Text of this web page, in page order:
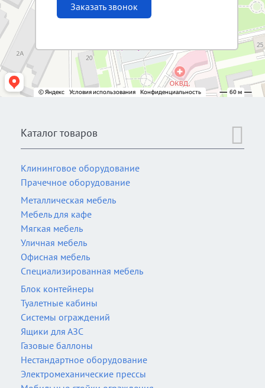
Заказать звонок
Каталог товаров
Клининговое оборудование
Прачечное оборудование
Металлическая мебель
Мебель для кафе
Мягкая мебель
Уличная мебель
Офисная мебель
Специализированная мебель
Блок контейнеры
Туалетные кабины
Системы ограждений
Ящики для АЗС
Газовые баллоны
Нестандартное оборудование
Электромеханические прессы